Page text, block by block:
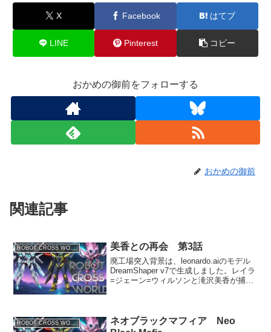
X Facebook はてブ
LINE Pinterest コピー
おかめの御前をフォローする
おかめの御前
関連記事
ROBOT CROSS WORLD 美香との再会 第3話
廃工場突入背景は、leonardo.aiのモデル
DreamShaper v7で生成しました。レイラ
=ジェーン=ウィルソンと滝沢美香が捕ま
ROBOT CROSS WORLD
ネオブラックマフィア Neo